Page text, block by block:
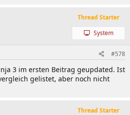
Thread Starter
System
#578
3 im ersten Beitrag geupdated. Ist
gelistet, aber noch nicht
Thread Starter